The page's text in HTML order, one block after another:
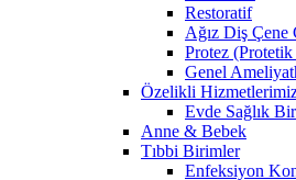
Restoratif
Ağız Diş Çene
Protez
Genel
Özelikli
Evde Sağlık
Anne & Bebek
Tıbbi Birimler
Enfeksiyon